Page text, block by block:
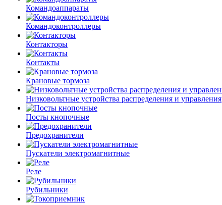
Командоаппараты
Командоконтроллеры
Контакторы
Контакты
Крановые тормоза
Низковольтные устройства распределения и управления
Посты кнопочные
Предохранители
Пускатели электромагнитные
Реле
Рубильники